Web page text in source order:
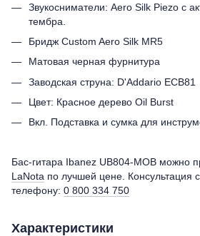
Звукосниматели: Aero Silk Piezo с
тембра.
Бридж Custom Aero Silk MR5
Матовая черная фурнитура
Заводская струна: D'Addario ECB81
Цвет: Красное дерево Oil Burst
Вкл. Подставка и сумка для
Бас-гитара Ibanez UB804-MOB можно
LaNota по лучшей цене. Консультация
телефону: 0 800 334 750
Характеристики